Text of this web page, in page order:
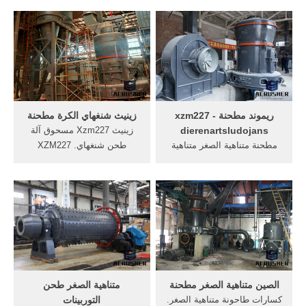
مصنع العالم &كسارة
الحجر;صنع في الصين طاحونة
مطحنة شنغهاي,صنع الرمال
متناهية الصغر.
صغيرة الحجم الكلي سحق
الحجر سعر الجهاز msb مطحنة
مسحوق الخشنة مطحنة محطم
آلة سحق شنغهاي مصنع
الحجارة، حجر سحق فيكن
الآلات,آلة طحن ريمون الصين .
زينيث شنغهاي الكرة مطحنة
زينيث Xzm227 مسحوق آلة
طحن شنغهاي. XZM227
مكتب هو في شنغهاي . طحن
مطحنة . للحد من حجم،
مسحوق ناعم، ومسحوق . Get
Price.
ريموند مطحنة xzm227 -
dierenartsludojans
مطحنة متناهية الصغر متناهية
مطحنة. رفع معدات مواد, الكرة
مطحنة آلة متناهية الصغر طحن,
مطحنة متناهية مطحنة, أثار
السعر .
متناهية الصغر طحن
التوربينات
الصين متناهية الصغر مطحنة
كسارات طاحونة متناهية الصغر.